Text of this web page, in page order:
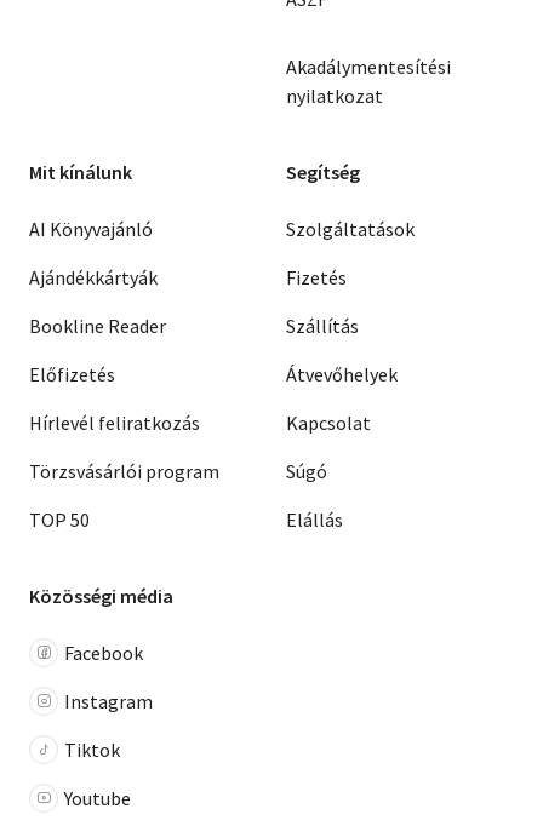
Akadálymentesítési
nyilatkozat
Mit kínálunk
AI Könyvajánló
Ajándékkártyák
Bookline Reader
Előfizetés
Hírlevél feliratkozás
Törzsvásárlói program
TOP 50
Segítség
Szolgáltatások
Fizetés
Szállítás
Átvevőhelyek
Kapcsolat
Súgó
Elállás
Közösségi média
Facebook
Instagram
Tiktok
Youtube